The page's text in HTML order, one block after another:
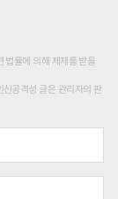
법률에 의해 제재를 받을
공격성 글은 관리자의 판